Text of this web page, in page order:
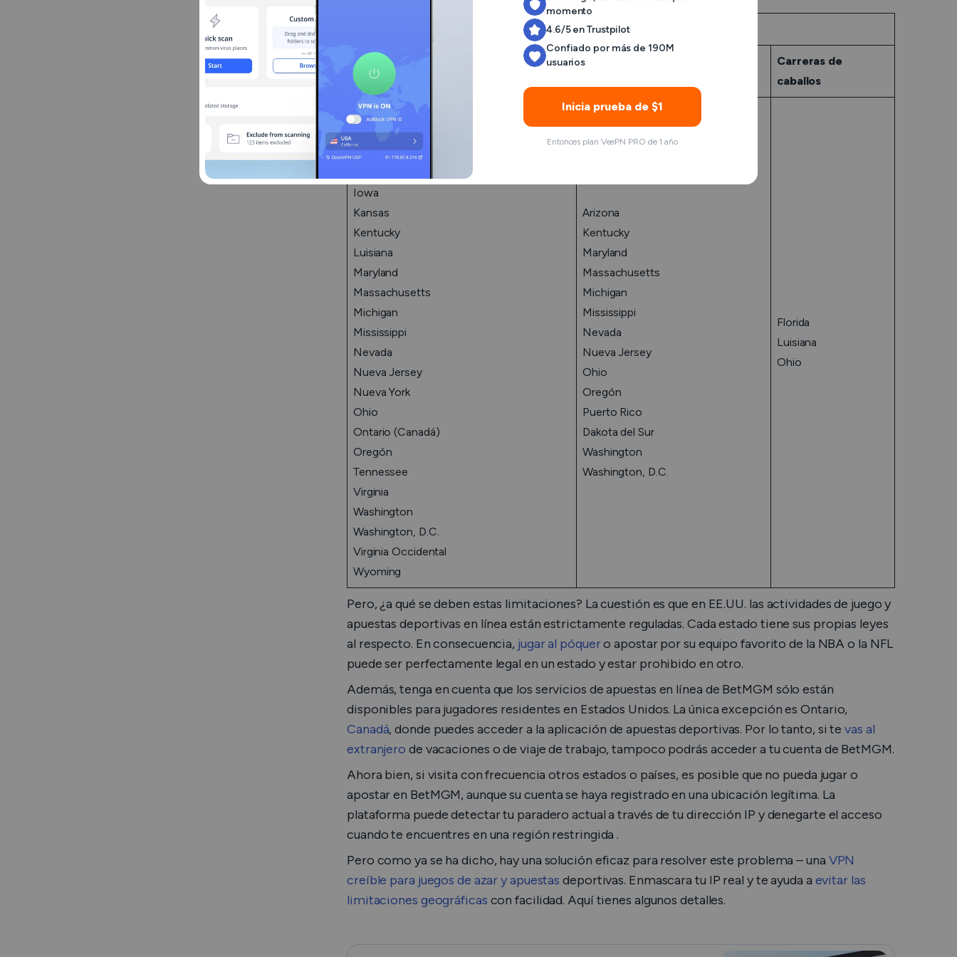
La disponibilidad de los servicios BetMGM en EE.UU. (2024)
Apuestas deportivas en línea y por
móvil
Apuestas deportivas al por
Carreras de
caballos
Arizona
Colorado
Illinois
Iowa
Kansas
Kentucky
Luisiana
Maryland
Massachusetts
Michigan
Mississippi
Nevada
Nueva Jersey
Nueva York
Ohio
Ontario (Canadá)
Oregón
Tennessee
Virginia
Washington
Washington, D.C.
Virginia Occidental
Wyoming
Arizona
Kentucky
Maryland
Massachusetts
Michigan
Mississippi
Nevada
Nueva Jersey
Ohio
Oregón
Puerto Rico
Dakota del Sur
Washington
Washington, D.C.
Florida
Luisiana
Ohio
Pero, ¿a qué se deben estas limitaciones? La cuestión es que en EE.UU. las actividades de juego y
apuestas deportivas en línea están estrictamente reguladas. Cada estado tiene sus propias leyes
al respecto. En consecuencia, jugar al póquero apostar por su equipo favorito de la NBA o la NFL
puede ser perfectamente legal en un estado y estar prohibido en otro.
Además, tenga en cuenta que los servicios de apuestas en línea de BetMGM sólo están
disponibles para jugadores residentes en Estados Unidos. La única excepción es Ontario,
Canadá, donde puedes acceder a la aplicación de apuestas deportivas. Por lo tanto, si tevas al
extranjero de vacaciones o de viaje de trabajo, tampoco podrás acceder a tu cuenta de BetMGM.
Ahora bien, si visita con frecuencia otros estados o países, es posible que no pueda jugar o
apostar en BetMGM, aunque su cuenta se haya registrado en una ubicación legítima. La
plataforma puede detectar tu paradero actual a través de tu dirección IP y denegarte el acceso
cuando te encuentres en una región restringida .
Pero como ya se ha dicho, hay una solución eficaz para resolver este problema – una VPN
creíble para juegos de azar y apuestas deportivas. Enmascara tu IP real y te ayuda a evitar las
limitaciones geográficas con facilidad. Aquí tienes algunos detalles.
momento
4.6/5 en Trustpilot
Confiado por más de 190M
usuarios
Inicia prueba de $1
Entonces plan VeePN PRO de 1 año